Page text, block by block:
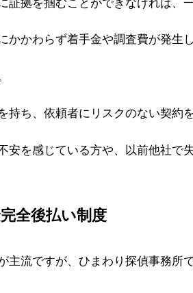
証拠を掴むことができなければ、
かかわらず着手金や調査費が発生
持ち、依頼者にリスクのない契約
安を感じている方や、以前他社で
全後払い制度
主流ですが、ひまわり探偵事務所